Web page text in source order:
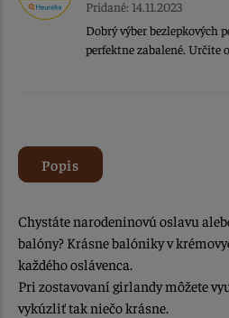
Pridané: 14.11.2023
Dobrý výber bezlepkových
perfektne zabalené. Určite
Popis
Chystáte narodeninovú oslavu
balóny? Krásne balóniky v
každého oslávenca.
Pri zostavovaní girlandy môžete
vykúzliť tak niečo krásne.